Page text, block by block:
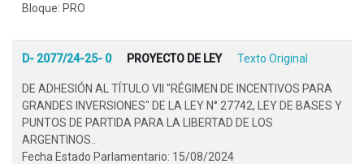
Bloque: PRO
D- 2077/24-25- 0 PROYECTO DE LEY Texto Original
DE ADHESIÓN AL TÍTULO VII "RÉGIMEN DE INCENTIVOS PARA
GRANDES INVERSIONES" DE LA LEY N° 27742, LEY DE BASES Y
PUNTOS DE PARTIDA PARA LA LIBERTAD DE LOS
ARGENTINOS..
Fecha Estado Parlamentario: 15/08/2024